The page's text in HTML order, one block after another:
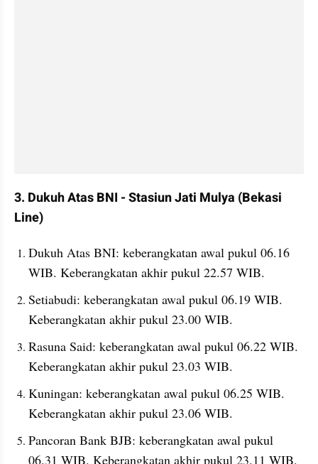
3. Dukuh Atas BNI - Stasiun Jati Mulya (Bekasi
Line)
Dukuh Atas BNI: keberangkatan awal pukul 06.16
WIB. Keberangkatan akhir pukul 22.57 WIB.
Setiabudi: keberangkatan awal pukul 06.19 WIB.
Keberangkatan akhir pukul 23.00 WIB.
Rasuna Said: keberangkatan awal pukul 06.22 WIB.
Keberangkatan akhir pukul 23.03 WIB.
Kuningan: keberangkatan awal pukul 06.25 WIB.
Keberangkatan akhir pukul 23.06 WIB.
Pancoran Bank BJB: keberangkatan awal pukul
06.31 WIB. Keberangkatan akhir pukul 23.11 WIB.